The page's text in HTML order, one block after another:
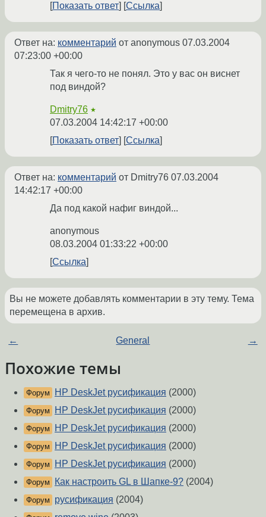
Показать ответ
Ссылка
Ответ на: комментарий от anonymous 07.03.2004
07:23:00 +00:00
Так я чего-то не понял. Это у вас он виснет
под виндой?
Dmitry76 ★
07.03.2004 14:42:17 +00:00
Показать ответ
Ссылка
Ответ на: комментарий от Dmitry76 07.03.2004
14:42:17 +00:00
Да под какой нафиг виндой...
anonymous
08.03.2004 01:33:22 +00:00
Ссылка
Вы не можете добавлять комментарии в эту тему. Тема
перемещена в архив.
← General →
Похожие темы
Форум HP DeskJet русификация (2000)
Форум HP DeskJet русификация (2000)
Форум HP DeskJet русификация (2000)
Форум HP DeskJet русификация (2000)
Форум HP DeskJet русификация (2000)
Форум Как настроить GL в Шапке-9? (2004)
Форум русификация (2004)